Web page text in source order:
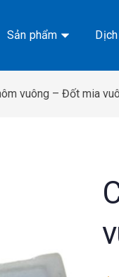
Sản phẩm
vuông – Đốt mia